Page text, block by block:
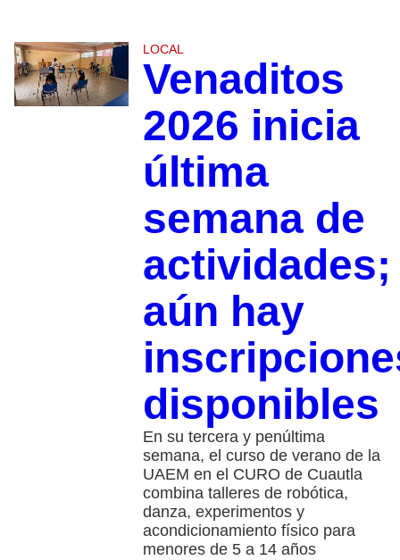
LOCAL
Venaditos
2026 inicia
última
semana de
actividades;
aún hay
disponibles
En su tercera y penúltima
semana, el curso de verano de la
UAEM en el CURO de Cuautla
combina talleres de robótica,
danza, experimentos y
acondicionamiento físico para
menores de 5 a 14 años